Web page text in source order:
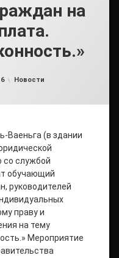
на
Рубрики:
Новости
Ваеньга (в здании
службой
обучающий
руководителей
праву и
на тему
Мероприятие